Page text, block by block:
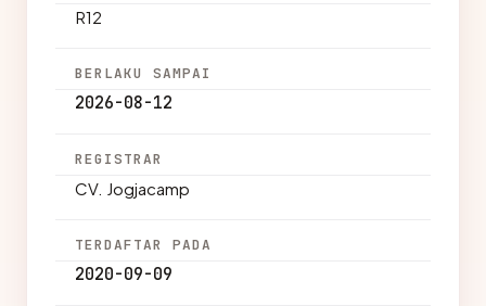
R12
BERLAKU SAMPAI
2026-08-12
REGISTRAR
CV. Jogjacamp
TERDAFTAR PADA
2020-09-09